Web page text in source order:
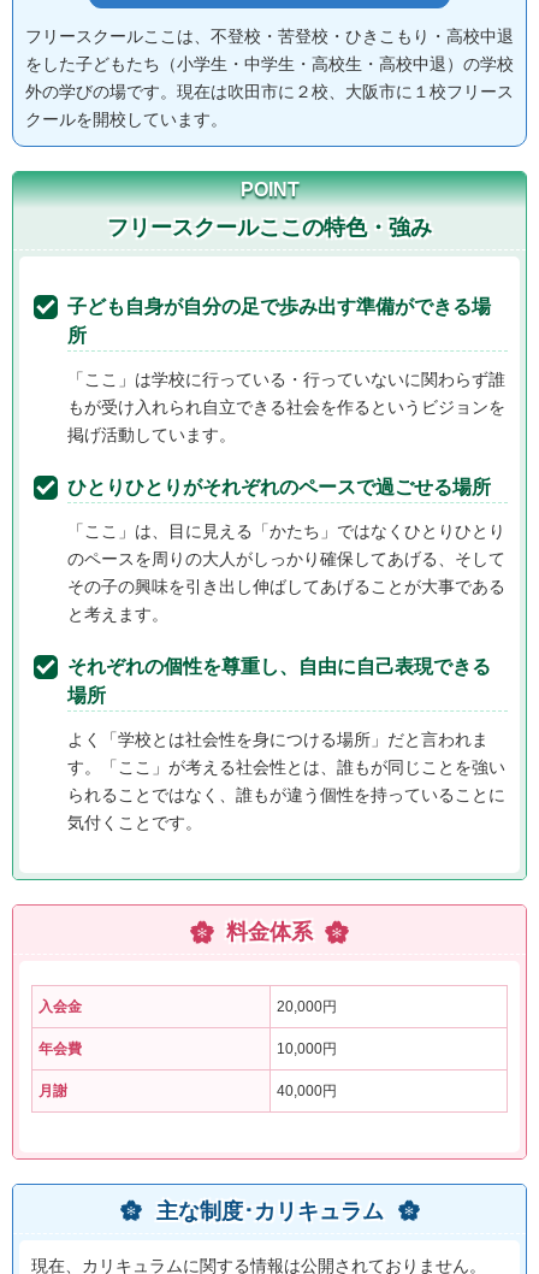
フリースクールここは、不登校・苦登校・ひきこもり・高校中退
をした子どもたち（小学生・中学生・高校生・高校中退）の学校
外の学びの場です。現在は吹田市に２校、大阪市に１校フリース
クールを開校しています。
POINT
フリースクールここの特色・強み
子ども自身が自分の足で歩み出す準備ができる場
所
「ここ」は学校に行っている・行っていないに関わらず誰
もが受け入れられ自立できる社会を作るというビジョンを
掲げ活動しています。
ひとりひとりがそれぞれのペースで過ごせる場所
「ここ」は、目に見える「かたち」ではなくひとりひとり
のペースを周りの大人がしっかり確保してあげる、そして
その子の興味を引き出し伸ばしてあげることが大事である
と考えます。
それぞれの個性を尊重し、自由に自己表現できる
場所
よく「学校とは社会性を身につける場所」だと言われま
す。「ここ」が考える社会性とは、誰もが同じことを強い
られることではなく、誰もが違う個性を持っていることに
気付くことです。
料金体系
入会金 20,000円
年会費 10,000円
月謝 40,000円
主な制度･カリキュラム
現在、カリキュラムに関する情報は公開されておりません。